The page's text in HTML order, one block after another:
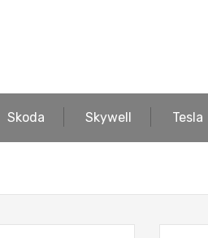
Skoda Skywell Tesla